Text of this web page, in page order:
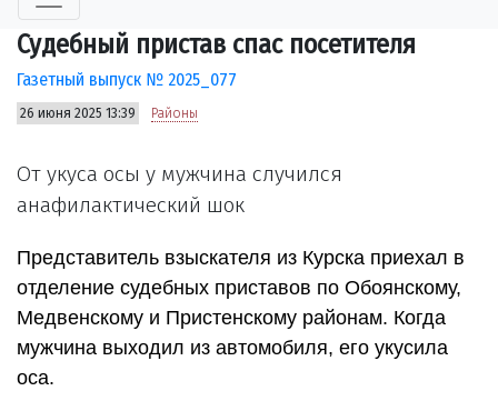
Судебный пристав спас посетителя
Газетный выпуск № 2025_077
26 июня 2025 13:39 Районы
От укуса осы у мужчина случился
анафилактический шок
Представитель взыскателя из Курска приехал в
отделение судебных приставов по Обоянскому,
Медвенскому и Пристенскому районам. Когда
мужчина выходил из автомобиля, его укусила
оса.